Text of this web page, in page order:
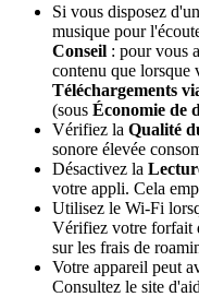
Si vous disposez
musique pour
Conseil : pour vous
contenu que lorsque
Téléchargements
(sous Économie de
Vérifiez la Qualité
sonore élevée
Désactivez la
votre appli. Cela
Utilisez le Wi-Fi
Vérifiez votre forfait
sur les frais de
Votre appareil peut
Consultez le site